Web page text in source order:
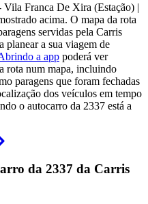
Vila Franca De Xira (Estação) |
acima. O mapa da rota
servidas pela Carris
planear a sua viagem de
a app poderá ver
rota num mapa, incluindo
paragens que foram fechadas
dos veículos em tempo
o autocarro da 2337 está a
da 2337 da Carris